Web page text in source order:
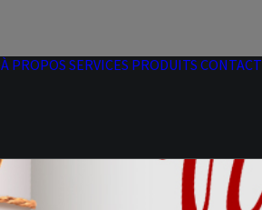
À PROPOS SERVICES PRODUITS CONTACT